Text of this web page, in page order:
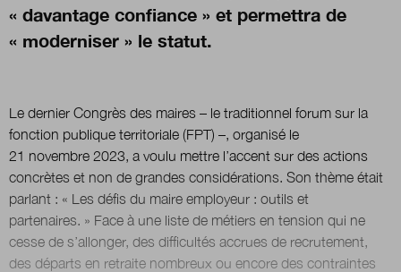
« davantage confiance » et permettra de
« moderniser » le statut.
Le dernier Congrès des maires – le traditionnel forum sur la
fonction publique territoriale (FPT) –, organisé le
21 novembre 2023, a voulu mettre l’accent sur des actions
concrètes et non de grandes considérations. Son thème était
parlant : « Les défis du maire employeur : outils et
partenaires. » Face à une liste de métiers en tension qui ne
cesse de s’allonger, des difficultés accrues de recrutement,
des départs en retraite nombreux ou encore des contraintes